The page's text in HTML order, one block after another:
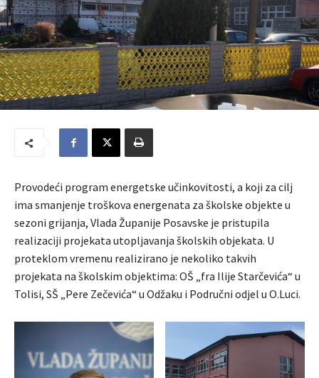
Provodeći program energetske učinkovitosti, a koji za cilj
ima smanjenje troškova energenata za školske objekte u
sezoni grijanja, Vlada Županije Posavske je pristupila
realizaciji projekata utopljavanja školskih objekata. U
proteklom vremenu realizirano je nekoliko takvih
projekata na školskim objektima: OŠ „fra Ilije Starčevića“ u
Tolisi, SŠ „Pere Zečevića“ u Odžaku i Područni odjel u O.Luci.